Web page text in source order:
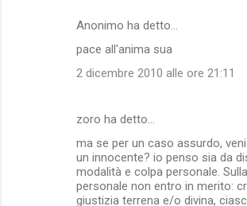
Anonimo ha detto…
pace all'anima sua
2 dicembre 2010 alle ore 21:11
zoro ha detto…
ma se per un caso assurdo,
un innocente? io penso sia da
modalità e colpa personale.
personale non entro in merito:
giustizia terrena e/o divina,